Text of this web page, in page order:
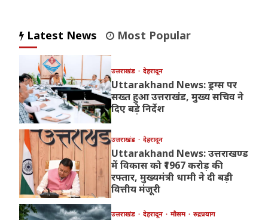
Latest News Most Popular
उत्तराखंड देहरादून
Uttarakhand News: ड्रग्स पर
सख्त हुआ उत्तराखंड, मुख्य सचिव ने
दिए बड़े निर्देश
उत्तराखंड देहरादून
Uttarakhand News: उत्तराखण्ड
में विकास को ₹1967 करोड़ की
रफ्तार, मुख्यमंत्री धामी ने दी बड़ी
वित्तीय मंजूरी
उत्तराखंड देहरादून मौसम रुद्रप्रयाग